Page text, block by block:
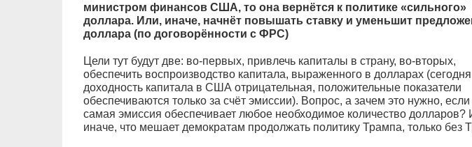
министром финансов США, то она вернётся к политике «сильного»
доллара. Или, иначе, начнёт повышать ставку и уменьшит
доллара (по договорённости с ФРС)
Цели тут будут две: во-первых, привлечь капиталы в страну, во-вторых,
обеспечить воспроизводство капитала, выраженного в долларах (сегодня
доходность капитала в США отрицательная, положительные показатели
обеспечиваются только за счёт эмиссии). Вопрос, а зачем это нужно, если
самая эмиссия обеспечивает любое необходимое количество долларов?
иначе, что мешает демократам продолжать политику Трампа, только без